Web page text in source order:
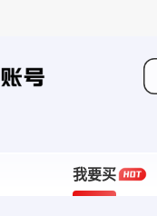
我要买